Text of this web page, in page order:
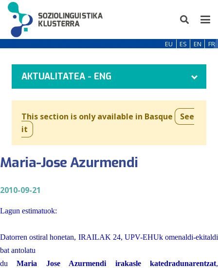
EU ES EN FR
AKTUALITATEA - ENG
This section is only available in Basque
See
it
Maria-Jose Azurmendi
2010-09-21
Lagun estimatuok:
Datorren ostiral honetan, IRAILAK 24, UPV-EHUk omenaldi-ekitaldi
bat antolatu
duMaria Jose Azurmendi irakasle katedradunarentzat,